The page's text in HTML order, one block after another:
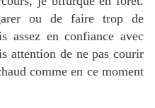
ou de faire trop de
assez en confiance avec
attention de ne pas courir
comme en ce moment